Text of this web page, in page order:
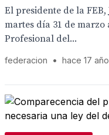
El presidente de la FEB,
martes día 31 de marzo
Profesional del...
federacion • hace 17